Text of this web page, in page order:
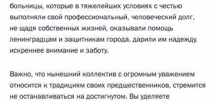
больницы, которые в тяжелейших условиях с честью
выполняли свой профессиональный, человеческий долг,
не щадя собственных жизней, оказывали помощь
ленинградцам и защитникам города, дарили им надежду,
искреннее внимание и заботу.
Важно, что нынешний коллектив с огромным уважением
относится к традициям своих предшественников, стремится
не останавливаться на достигнутом. Вы уделяете